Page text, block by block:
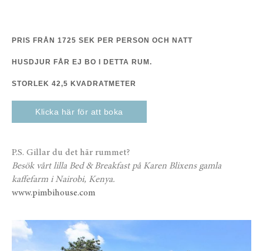
PRIS FRÅN 1725 SEK PER PERSON OCH NATT
HUSDJUR FÅR EJ BO I DETTA RUM.
STORLEK 42,5 KVADRATMETER
Klicka här för att boka
P.S. Gillar du det här rummet?
Besök vårt lilla Bed & Breakfast på Karen Blixens gamla
kaffefarm i Nairobi, Kenya.
www.pimbihouse.com